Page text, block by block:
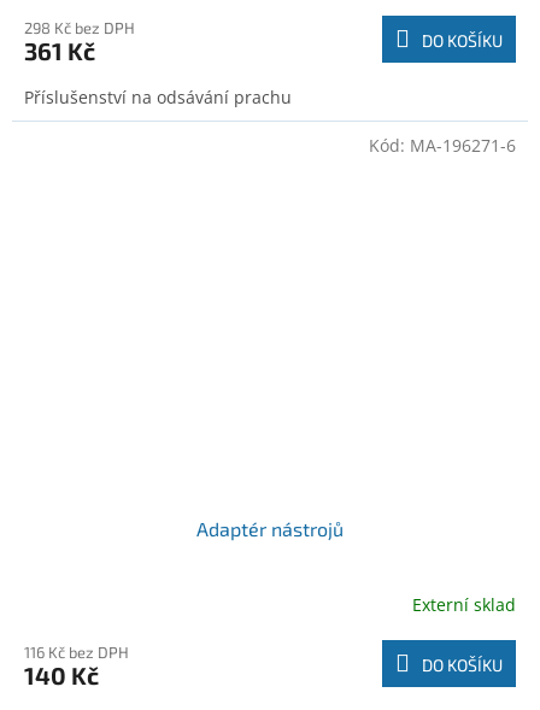
298 Kč bez DPH
361 Kč DO KOŠÍKU
Příslušenství na odsávání prachu
Adaptér nástrojů
Externí sklad
116 Kč bez DPH
140 Kč DO KOŠÍKU
Kód: MA-196271-6